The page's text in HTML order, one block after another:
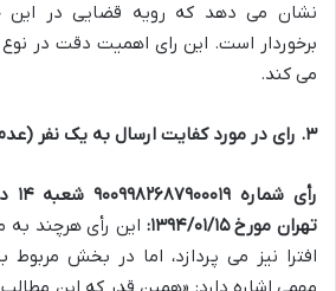
نشان می دهد که رویه قضایی در
برخوردار است. این رای اهمیت دقت در نوع
می کند.
۳. رای در مورد کفایت ارسال به یک نفر (عدم لزوم عمومیت):
تهران مورخ ۱۳۹۴/۰۱/۱۵:
این رأی هرچند
افترا نیز می پردازد، اما در بخش مربوط